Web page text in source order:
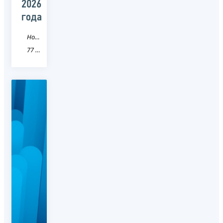
2026
года
Новость
77 город Москва